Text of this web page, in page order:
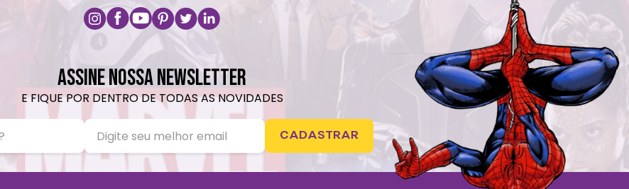
ASSINE NOSSA NEWSLETTER
E FIQUE POR DENTRO DE TODAS AS NOVIDADES
CADASTRAR